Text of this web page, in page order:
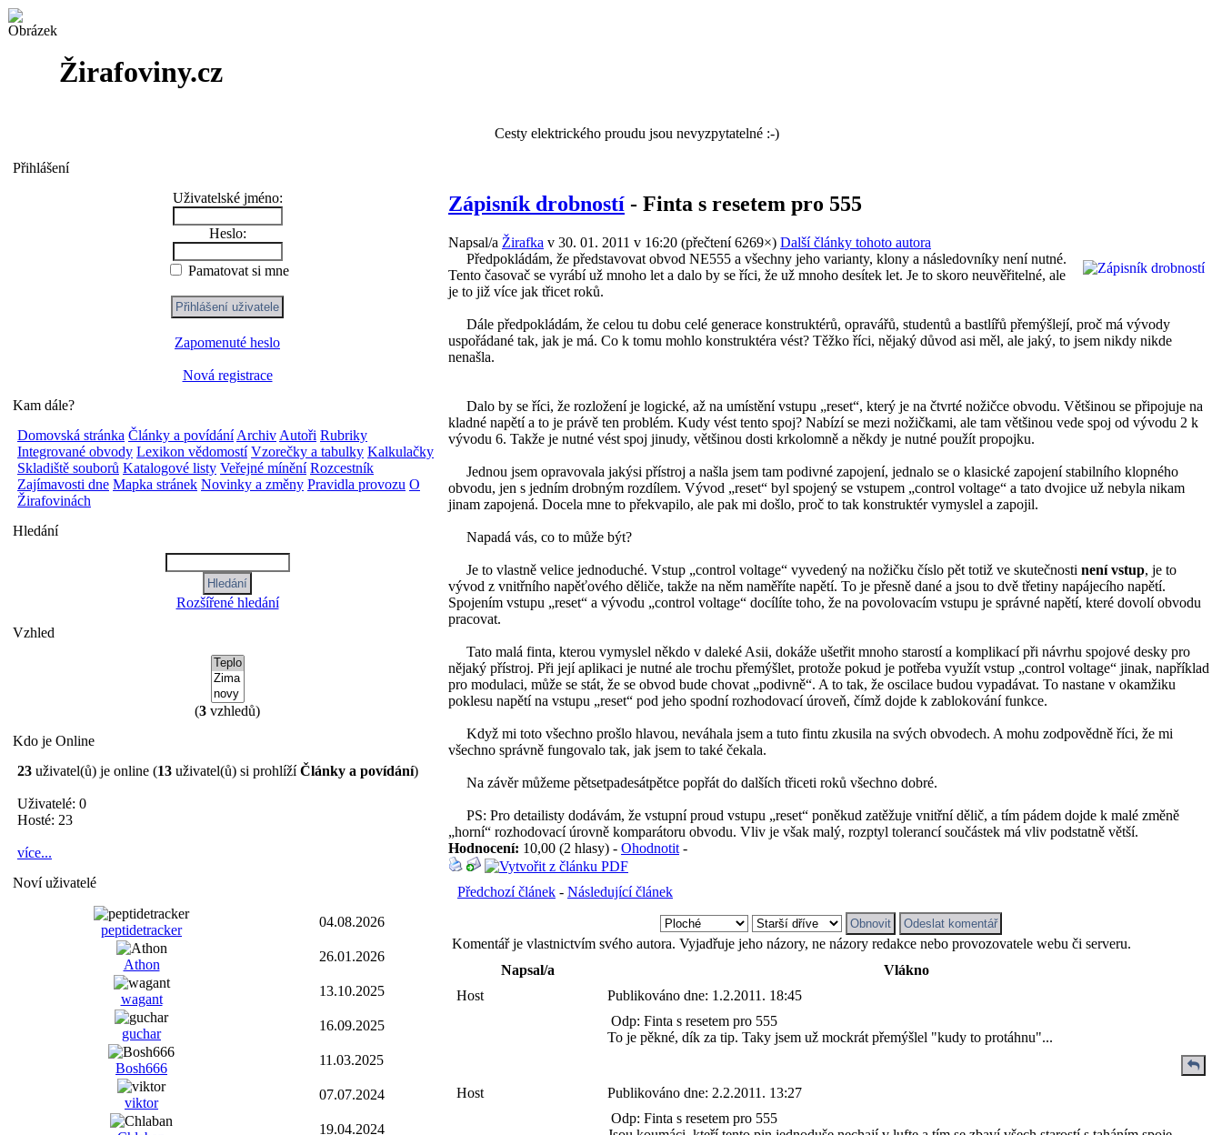
Žirafoviny.cz
Cesty elektrického proudu jsou nevyzpytatelné :-)
Přihlášení
Uživatelské jméno:
Heslo:
Pamatovat si mne
Zapomenuté heslo
Nová registrace
Kam dále?
Domovská stránka Články a povídání Archiv Autoři Rubriky
Integrované obvody Lexikon vědomostí Vzorečky a tabulky Kalkulačky
Skladiště souborů Katalogové listy Veřejné mínění Rozcestník
Zajímavosti dne Mapka stránek Novinky a změny Pravidla provozu O
Žirafovinách
Hledání
Rozšířené hledání
Vzhled
(3 vzhledů)
Kdo je Online
23 uživatel(ů) je online (13 uživatel(ů) si prohlížíČlánky a povídání)
Uživatelé: 0
Hosté: 23
více...
Noví uživatelé
peptidetracker
04.08.2026
Athon
26.01.2026
wagant
13.10.2025
guchar
16.09.2025
Bosh666
11.03.2025
viktor
07.07.2024
19.04.2024
Zápisník drobností - Finta s resetem pro 555
Napsal/a Žirafka v 30. 01. 2011 v 16:20 (přečtení 6269×) Další články tohoto autora
Předpokládám, že představovat obvod NE555 a všechny jeho varianty, klony a následovníky není nutné.
Tento časovač se vyrábí už mnoho let a dalo by se říci, že už mnoho desítek let. Je to skoro neuvěřitelné, ale
je to již více jak třicet roků.
Dále předpokládám, že celou tu dobu celé generace konstruktérů, opravářů, studentů a bastlířů přemýšlejí, proč má vývody
uspořádané tak, jak je má. Co k tomu mohlo konstruktéra vést? Těžko říci, nějaký důvod asi měl, ale jaký, to jsem nikdy nikde
nenašla.
Dalo by se říci, že rozložení je logické, až na umístění vstupu „reset“, který je na čtvrté nožičce obvodu. Většinou se připojuje na
kladné napětí a to je právě ten problém. Kudy vést tento spoj? Nabízí se mezi nožičkami, ale tam většinou vede spoj od vývodu 2 k
vývodu 6. Takže je nutné vést spoj jinudy, většinou dosti krkolomně a někdy je nutné použít propojku.
Jednou jsem opravovala jakýsi přístroj a našla jsem tam podivné zapojení, jednalo se o klasické zapojení stabilního klopného
obvodu, jen s jedním drobným rozdílem. Vývod „reset“ byl spojený se vstupem „control voltage“ a tato dvojice už nebyla nikam
jinam zapojená. Docela mne to překvapilo, ale pak mi došlo, proč to tak konstruktér vymyslel a zapojil.
Napadá vás, co to může být?
Je to vlastně velice jednoduché. Vstup „control voltage“ vyvedený na nožičku číslo pět totiž ve skutečnosti není vstup, je to
vývod z vnitřního napěťového děliče, takže na něm naměříte napětí. To je přesně dané a jsou to dvě třetiny napájecího napětí.
Spojením vstupu „reset“ a vývodu „control voltage“ docílíte toho, že na povolovacím vstupu je správné napětí, které dovolí obvodu
pracovat.
Tato malá finta, kterou vymyslel někdo v daleké Asii, dokáže ušetřit mnoho starostí a komplikací při návrhu spojové desky pro
nějaký přístroj. Při její aplikaci je nutné ale trochu přemýšlet, protože pokud je potřeba využít vstup „control voltage“ jinak, například
pro modulaci, může se stát, že se obvod bude chovat „podivně“. A to tak, že oscilace budou vypadávat. To nastane v okamžiku
poklesu napětí na vstupu „reset“ pod jeho spodní rozhodovací úroveň, čímž dojde k zablokování funkce.
Když mi toto všechno prošlo hlavou, neváhala jsem a tuto fintu zkusila na svých obvodech. A mohu zodpovědně říci, že mi
všechno správně fungovalo tak, jak jsem to také čekala.
Na závěr můžeme pětsetpadesátpětce popřát do dalších třiceti roků všechno dobré.
PS: Pro detailisty dodávám, že vstupní proud vstupu „reset“ poněkud zatěžuje vnitřní dělič, a tím pádem dojde k malé změně
„horní“ rozhodovací úrovně komparátoru obvodu. Vliv je však malý, rozptyl tolerancí součástek má vliv podstatně větší.
Hodnocení: 10,00 (2 hlasy) - Ohodnotit -
Předchozí článek - Následující článek
Komentář je vlastnictvím svého autora. Vyjadřuje jeho názory, ne názory redakce nebo provozovatele webu či serveru.
Napsal/a
Vlákno
Host
Publikováno dne: 1.2.2011. 18:45
Odp: Finta s resetem pro 555
To je pěkné, dík za tip. Taky jsem už mockrát přemýšlel "kudy to protáhnu"...
Host Publikováno dne: 2.2.2011. 13:27
Odp: Finta s resetem pro 555